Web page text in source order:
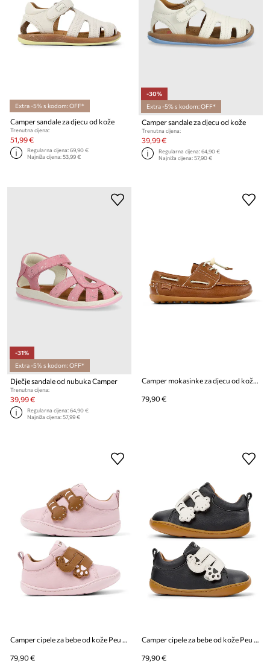
Extra -5% s kodom: OFF*
Camper sandale za djecu od kože
Trenutna cijena:
51,99 €
Regularna cijena:69,90 €
Najniža cijena:53,99 €
-30%
Extra -5% s kodom: OFF*
Camper sandale za djecu od kože
Trenutna cijena:
39,99 €
Regularna cijena:64,90 €
Najniža cijena:57,90 €
-31%
Extra -5% s kodom: OFF*
Dječje sandale od nubuka Camper
Trenutna cijena:
39,99 €
Regularna cijena:64,90 €
Najniža cijena:57,99 €
79,90 €
79,90 € 79,90 €